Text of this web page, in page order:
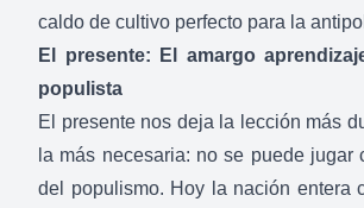
caldo de cultivo perfecto para la
El presente: El amargo
populista
El presente nos deja la lección más
la más necesaria: no se puede jugar
del populismo. Hoy la nación entera